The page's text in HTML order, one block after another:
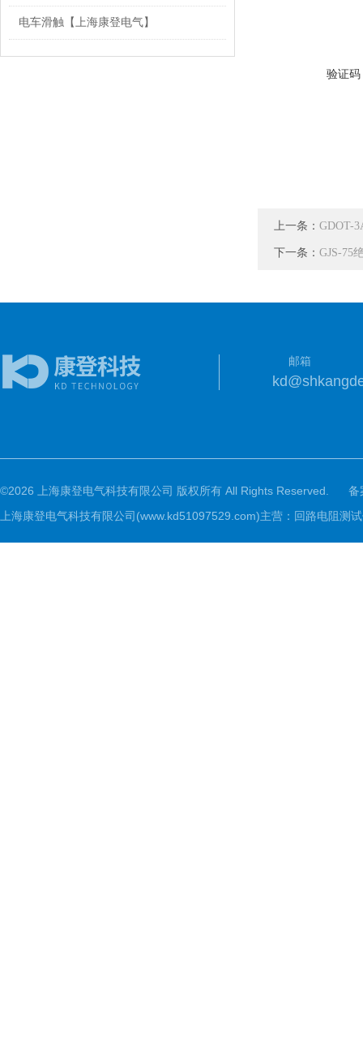
电车滑触【上海康登电气】
验证码
上一条： GDOT-
下一条： GJS-75
邮箱
©2026 上海康登电气科技有限公司 版权所有 All Rights Reserved.
备
上海康登电气科技有限公司(www.kd51097529.com)主营：回路电阻